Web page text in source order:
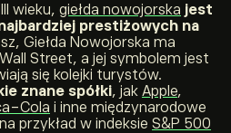
wieku, giełda nowojorska jest
prestiżowych na
Giełda Nowojorska ma
Street, a jej symbolem jest
się kolejki turystów.
znane spółki, jak Apple,
Cola i inne międzynarodowe
przykład w indeksie S&P 500